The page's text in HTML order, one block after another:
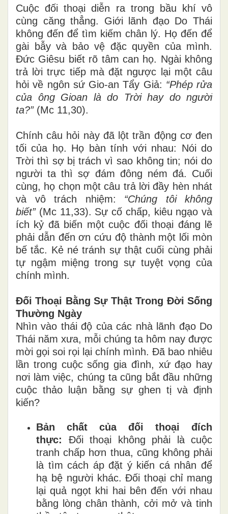
Cuộc đối thoại diễn ra trong bầu khí vô
cùng căng thẳng. Giới lãnh đạo Do Thái
không đến để tìm kiếm chân lý. Họ đến để
gài bẫy và bảo vệ đặc quyền của mình.
Đức Giêsu biết rõ tâm can họ. Ngài không
trả lời trực tiếp mà đặt ngược lại một câu
hỏi về ngôn sứ Gio-an Tẩy Giả: “Phép rửa
của ông Gioan là do Trời hay do người
ta?”(Mc 11,30).
Chính câu hỏi này đã lột trần động cơ đen
tối của họ. Họ bàn tính với nhau: Nói do
Trời thì sợ bị trách vì sao không tin; nói do
người ta thì sợ đám đông ném đá. Cuối
cùng, họ chọn một câu trả lời đầy hèn nhát
và vô trách nhiệm: “Chúng tôi không
biết”(Mc 11,33). Sự cố chấp, kiêu ngạo và
ích kỷ đã biến một cuộc đối thoại đáng lẽ
phải dẫn đến ơn cứu độ thành một lối mòn
bế tắc. Kẻ né tránh sự thật cuối cùng phải
tự ngậm miệng trong sự tuyệt vọng của
chính mình.
Đối Thoại Bằng Sự Thật Trong Đời Sống
Thường Ngày
Nhìn vào thái độ của các nhà lãnh đạo Do
Thái năm xưa, mỗi chúng ta hôm nay được
mời gọi soi rọi lại chính mình. Đã bao nhiêu
lần trong cuộc sống gia đình, xứ đạo hay
nơi làm việc, chúng ta cũng bắt đầu những
cuộc thảo luận bằng sự ghen tị và định
kiến?
Bản chất của đối thoại đích
thực: Đối thoại không phải là cuộc
tranh chấp hơn thua, cũng không phải
là tìm cách áp đặt ý kiến cá nhân để
hạ bệ người khác. Đối thoại chỉ mang
lại quả ngọt khi hai bên đến với nhau
bằng lòng chân thành, cởi mở và tinh